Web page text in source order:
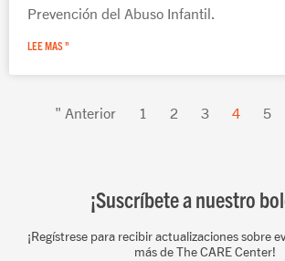
Prevención del Abuso Infantil.
LEE MAS "
" Anterior 1 2 3 4 5
¡Suscríbete a nuestro
¡Regístrese para recibir actualizaciones sobre
más de The CARE Center!